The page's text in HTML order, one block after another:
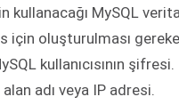
kullanacağı MySQL
için oluşturulması
kullanıcısının şifresi.
adı veya IP adresi.